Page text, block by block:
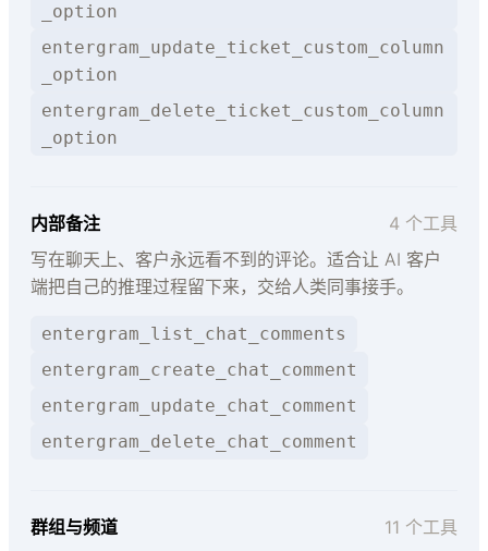
_option
entergram_update_ticket_custom_column
_option
entergram_delete_ticket_custom_column
_option
内部备注
4 个工具
写在聊天上、客户永远看不到的评论。适合让 AI 客户
端把自己的推理过程留下来，交给人类同事接手。
entergram_list_chat_comments
entergram_create_chat_comment
entergram_update_chat_comment
entergram_delete_chat_comment
群组与频道
11 个工具